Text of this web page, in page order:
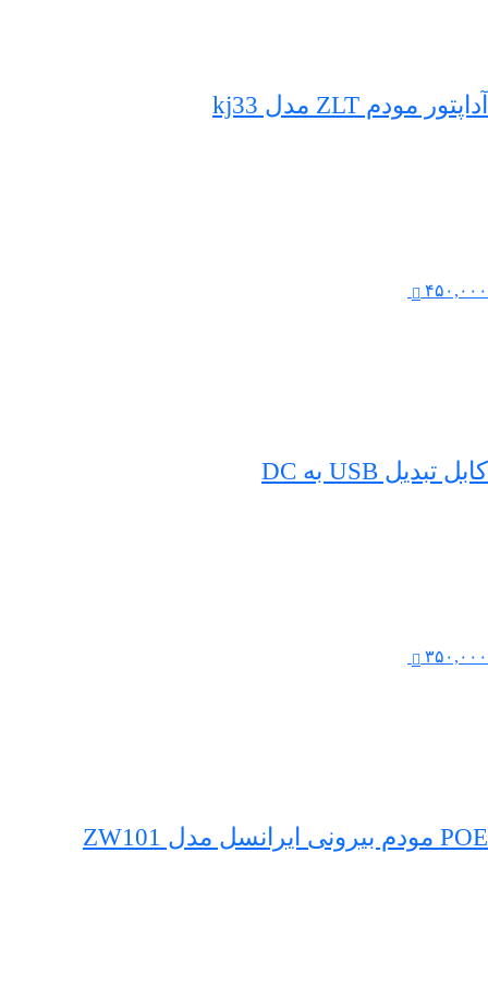
آداپتور مودم ZLT مدل kj33
۴۵۰,۰۰۰
کابل تبدیل USB به DC
۳۵۰,۰۰۰
POE مودم بیرونی ایرانسل مدل ZW101